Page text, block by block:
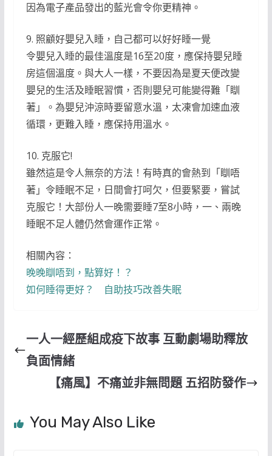
因為電子產品發出的藍光會令你更精神。
9. 照顧好嬰兒入睡，自己都可以好好睡一覺
令嬰兒入睡的最佳溫度是16至20度，應保持嬰兒睡
房這個溫度。與大人一樣，不要因為是夏天便改變
嬰兒的生活及睡眠習慣，否則嬰兒可能變得難「瞓
著」。為嬰兒沖涼時要留意水溫，太凍會加速血液
循環，更難入睡，應保持用溫水。
10. 克服它!
雖然這是令人無奈的方法！有時真的會熱到「瞓唔
著」令睡眠不足，日間會打呵欠，但要緊要，嘗試
克服它！大部份人一晚需要睡7至8小時，一、兩晚
睡眠不足人體仍然會運作正常。
相關內容：
晚晚瞓唔到，點算好！？
如何睡得更好？ 自助技巧改善失眠
一人一經歷組成疫下故事 互動劇場助釋放
負面情緒
【痛風】不痛並非無問題 五招防發作
You May Also Like